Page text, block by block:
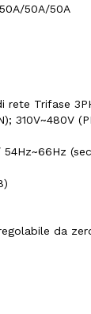
50A/50A
Trifase
310V~480V
da